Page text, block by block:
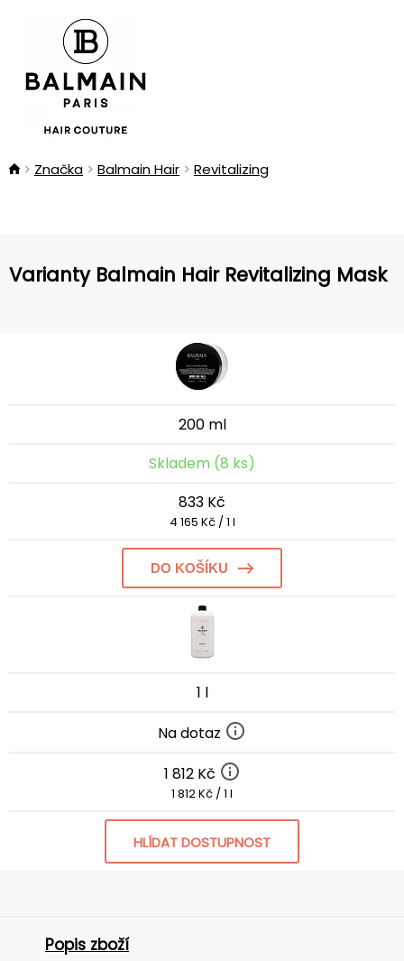
Značka Balmain Hair Revitalizing
Varianty Balmain Hair Revitalizing Mask
200 ml
Skladem (8 ks)
833 Kč
4 165 Kč / 1 l
DO KOŠÍKU
1 l
Na dotaz
1 812 Kč
1 812 Kč / 1 l
HLÍDAT DOSTUPNOST
Popis zboží